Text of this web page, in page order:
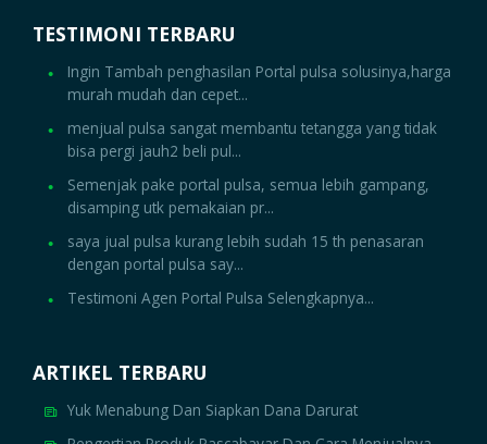
TESTIMONI TERBARU
Ingin Tambah penghasilan Portal pulsa solusinya,harga
murah mudah dan cepet...
menjual pulsa sangat membantu tetangga yang tidak
bisa pergi jauh2 beli pul...
Semenjak pake portal pulsa, semua lebih gampang,
disamping utk pemakaian pr...
saya jual pulsa kurang lebih sudah 15 th penasaran
dengan portal pulsa say...
Testimoni Agen Portal Pulsa Selengkapnya...
ARTIKEL TERBARU
Yuk Menabung Dan Siapkan Dana Darurat